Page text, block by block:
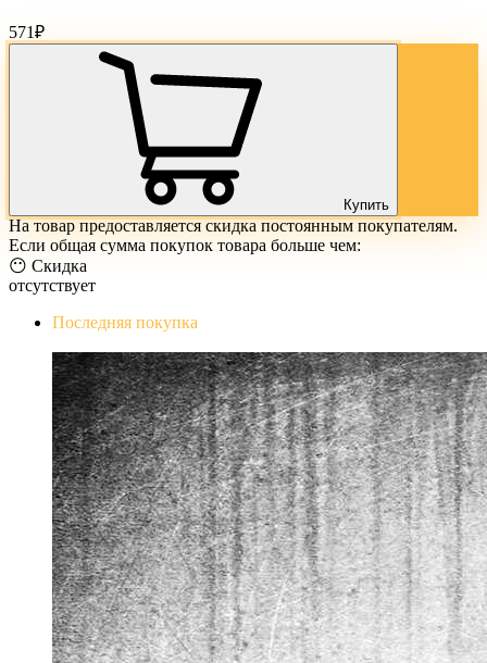
571₽
Купить
На товар предоставляется скидка постоянным покупателям.
Если общая сумма покупок товара больше чем:
😶 Скидка
отсутствует
Последняя покупка